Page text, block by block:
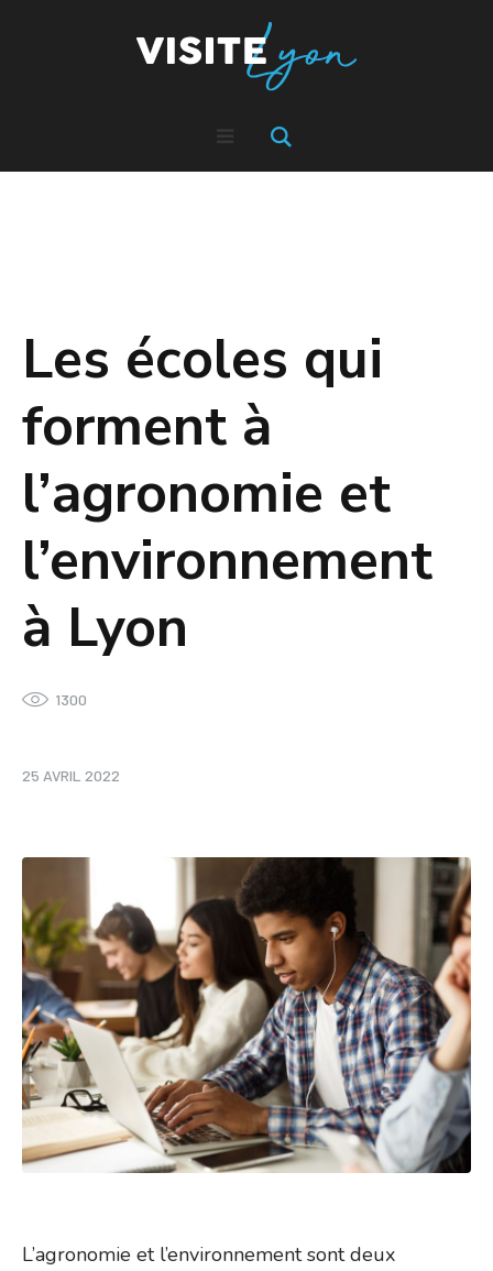
Les écoles qui
forment à
l’agronomie et
l’environnement
à Lyon
1300
25 AVRIL 2022
L’agronomie et l’environnement sont deux